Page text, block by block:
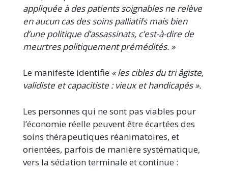
appliquée à des patients soignables ne relève
en aucun cas des soins palliatifs mais bien
d’une politique d’assassinats, c’est-à-dire de
meurtres politiquement prémédités. »
Le manifeste identifie « les cibles du tri âgiste,
validiste et capacitiste : vieux et handicapés ».
Les personnes qui ne sont pas viables pour
l’économie réelle peuvent être écartées des
soins thérapeutiques réanimatoires, et
orientées, parfois de manière systématique,
vers la sédation terminale et continue :